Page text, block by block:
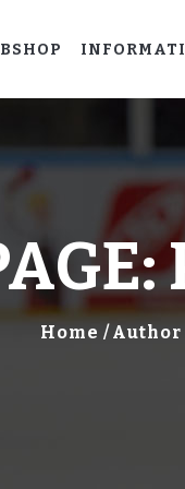
Home Author